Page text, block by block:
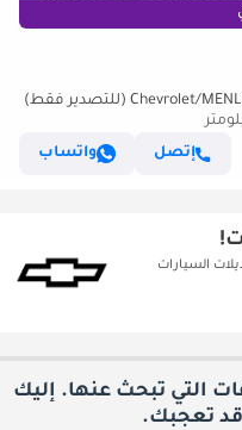
إتصل
واتساب
السيارات
التي تبحث عنها. إليك
تعجبك.